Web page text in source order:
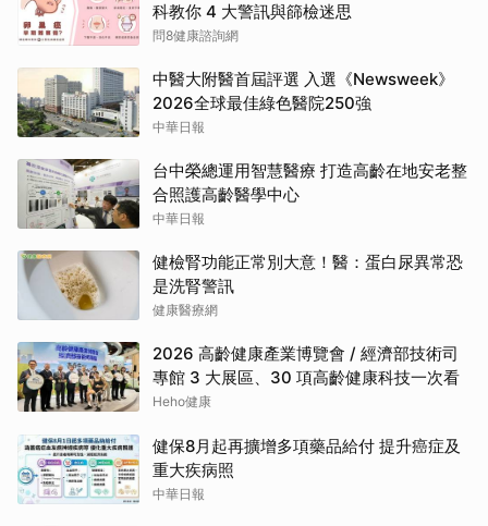
科教你 4 大警訊與篩檢迷思
問8健康諮詢網
中醫大附醫首屆評選 入選《Newsweek》
2026全球最佳綠色醫院250強
中華日報
台中榮總運用智慧醫療 打造高齡在地安老整
合照護高齡醫學中心
中華日報
健檢腎功能正常別大意！醫：蛋白尿異常恐
是洗腎警訊
健康醫療網
2026 高齡健康產業博覽會 / 經濟部技術司
專館 3 大展區、30 項高齡健康科技一次看
Heho健康
健保8月起再擴增多項藥品給付 提升癌症及
重大疾病照
中華日報